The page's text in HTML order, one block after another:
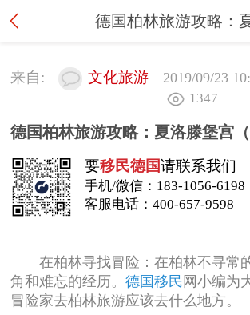
来自: 文化旅游 2019/09/23
1347
德国柏林旅游攻略：夏洛滕堡宫（
要移民德国请联系我们
手机/微信： 183-1056-6198
客服电话： 400-657-9598
在柏林寻找冒险：在柏林不寻常
角和难忘的经历。德国移民 网小编为
冒险家去柏林旅游应该去什么地方。